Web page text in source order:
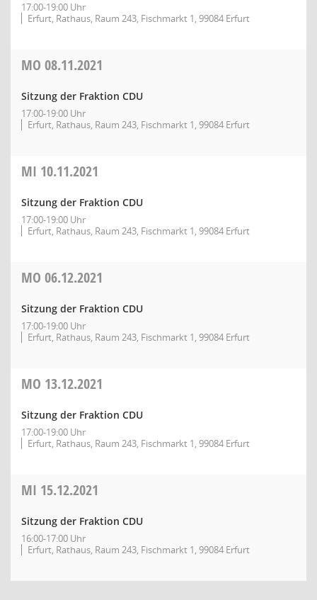
17:00-19:00 Uhr
Erfurt, Rathaus, Raum 243, Fischmarkt 1, 99084 Erfurt
MO 08.11.2021
Sitzung der Fraktion CDU
17:00-19:00 Uhr
Erfurt, Rathaus, Raum 243, Fischmarkt 1, 99084 Erfurt
MI 10.11.2021
Sitzung der Fraktion CDU
17:00-19:00 Uhr
Erfurt, Rathaus, Raum 243, Fischmarkt 1, 99084 Erfurt
MO 06.12.2021
Sitzung der Fraktion CDU
17:00-19:00 Uhr
Erfurt, Rathaus, Raum 243, Fischmarkt 1, 99084 Erfurt
MO 13.12.2021
Sitzung der Fraktion CDU
17:00-19:00 Uhr
Erfurt, Rathaus, Raum 243, Fischmarkt 1, 99084 Erfurt
MI 15.12.2021
Sitzung der Fraktion CDU
16:00-17:00 Uhr
Erfurt, Rathaus, Raum 243, Fischmarkt 1, 99084 Erfurt